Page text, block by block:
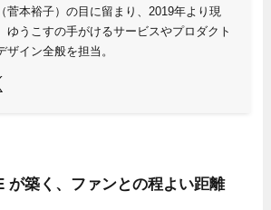
菅本裕子）の目に留まり、2019年より現
ゆうこすの手がけるサービスやプロダクト
ザイン全般を担当。
が築く、ファンとの程よい距離